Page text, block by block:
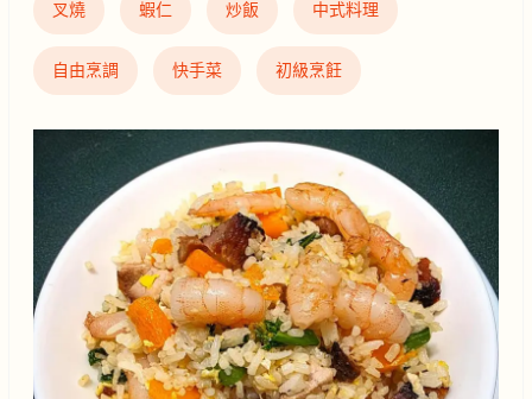
叉燒 蝦仁 炒飯 中式料理
自由烹調 快手菜 初級烹飪